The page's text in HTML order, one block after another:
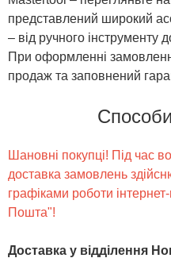
представлений широкий
– від ручного інструменту
При оформленні
продаж та заповнений
Шановні покупці! Під час
доставка замовлень
графіками роботи
Пошта"!
Доставка у відділення